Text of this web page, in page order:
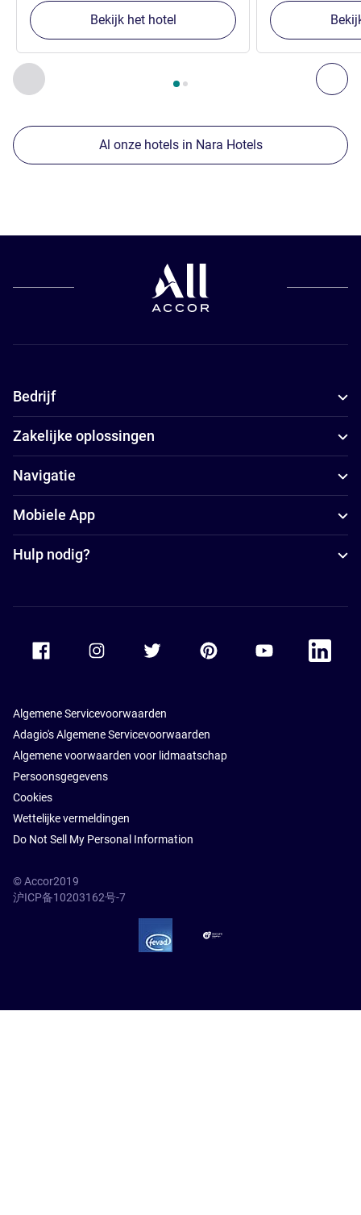
Vorige - Onze andere etablissementen in de buurt
Pagina , Onze andere etablissementen in de buurt 1
Bekijk het hotel
Al onze hotels in Nara Hotels
Bedrijf
Zakelijke oplossingen
Navigatie
Mobiele App
Hulp nodig?
Accor Facebook Accor TwitterAccor PinterestAccor Youtube
Accor
Algemene Servicevoorwaarden
Adagio's Algemene Servicevoorwaarden
Algemene voorwaarden voor lidmaatschap
Persoonsgegevens
Cookies
Wettelijke vermeldingen
Do Not Sell My Personal Information
© Accor2019
沪ICP备10203162号-7